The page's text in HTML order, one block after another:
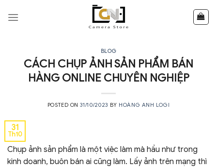
BLOG
CÁCH CHỤP ẢNH SẢN PHẨM BÁN
HÀNG ONLINE CHUYÊN NGHIỆP
POSTED ON31/10/2023 BY HOÀNG ANH LOGI
31
Th10
Chụp ảnh sản phẩm là một việc làm mà hầu như trong
kinh doanh, buôn bán ai cũng làm. Lấy ảnh trên mạng thì